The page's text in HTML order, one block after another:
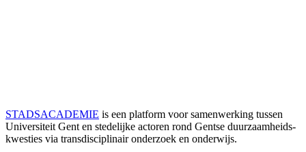
STADSACADEMIE is een platform voor samenwerking tussen
Universiteit Gent en stedelijke actoren rond Gentse duurzaamheids­
kwesties via transdisciplinair onderzoek en onderwijs.